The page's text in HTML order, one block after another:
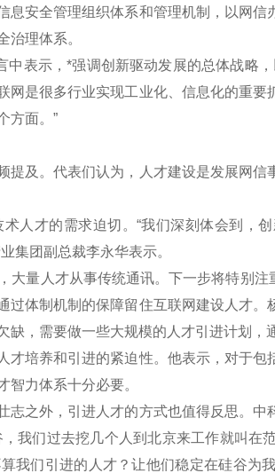
息安全管理组织体系和管理机制，以网
治理体系。
表示，*强调创新驱动发展的总体战略
网是很多行业实现工业化、信息化的重
方面。”
及。代表们认为，人才建设是发展网信
才的需求迫切。“我们深刻体会到，
集团副总裁李永华表示。
量人才从事传统通讯。下一步将特别注
过体制机制的保障留住互联网建设人才
，需要做一些大规模的人才引进计划，
养和引进的紧迫性。他表示，对于包
智力体系十分必要。
之外，引进人才的方式也值得反思。中
我们过去挖几个人到北京来工作就叫在
我们引进的人才？让他们稳定在硅谷为